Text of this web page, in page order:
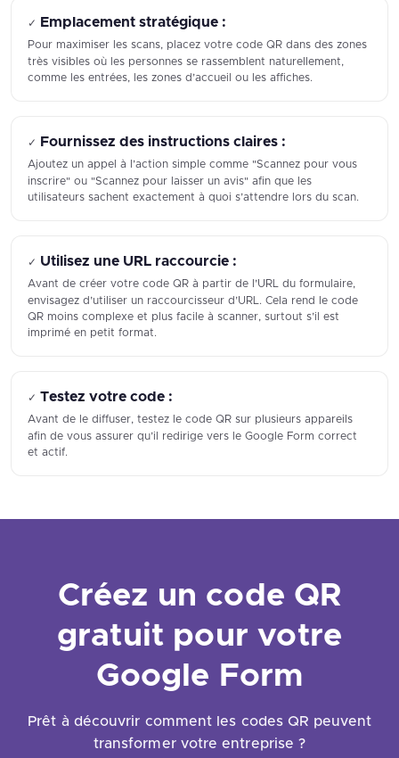
✓ Emplacement stratégique :
Pour maximiser les scans, placez votre code QR dans des zones
très visibles où les personnes se rassemblent naturellement,
comme les entrées, les zones d’accueil ou les affiches.
✓ Fournissez des instructions claires :
Ajoutez un appel à l’action simple comme "Scannez pour vous
inscrire" ou "Scannez pour laisser un avis" afin que les
utilisateurs sachent exactement à quoi s’attendre lors du scan.
✓ Utilisez une URL raccourcie :
Avant de créer votre code QR à partir de l’URL du formulaire,
envisagez d’utiliser un raccourcisseur d’URL. Cela rend le code
QR moins complexe et plus facile à scanner, surtout s’il est
imprimé en petit format.
✓ Testez votre code :
Avant de le diffuser, testez le code QR sur plusieurs appareils
afin de vous assurer qu’il redirige vers le Google Form correct
et actif.
Créez un code QR
gratuit pour votre
Google Form
Prêt à découvrir comment les codes QR peuvent
transformer votre entreprise ?